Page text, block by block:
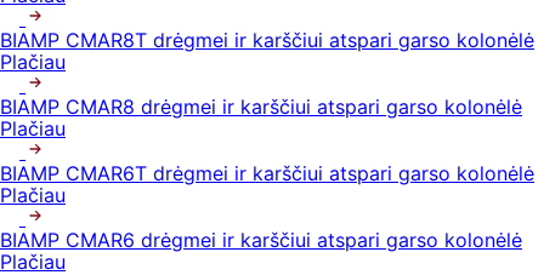
BIAMP CMAR8T drėgmei ir karščiui atspari garso kolonėlė
Plačiau
BIAMP CMAR8 drėgmei ir karščiui atspari garso kolonėlė
Plačiau
BIAMP CMAR6T drėgmei ir karščiui atspari garso kolonėlė
Plačiau
BIAMP CMAR6 drėgmei ir karščiui atspari garso kolonėlė
Plačiau